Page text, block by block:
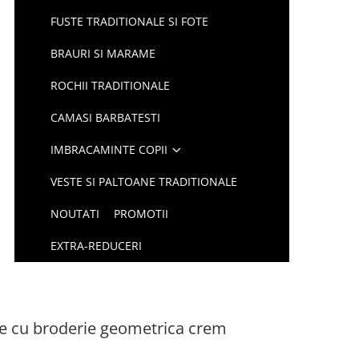
FUSTE TRADITIONALE SI FOTE
BRAURI SI MARAME
ROCHII TRADITIONALE
CAMASI BARBATESTI
IMBRACAMINTE COPII
VESTE SI PALTOANE TRADITIONALE
NOUTATI PROMOTII
EXTRA-REDUCERI
cu broderie geometrica crem